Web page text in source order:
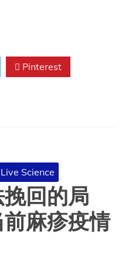
Pinterest
Live Science
回的局
麻疹疫情